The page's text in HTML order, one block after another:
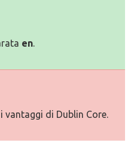
en.
vantaggi di Dublin Core.